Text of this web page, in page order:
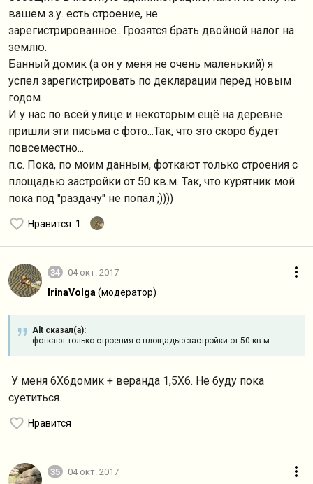
вашем з.у. есть строение, не
зарегистрированное...Грозятся брать двойной налог на
землю.
Банный домик (а он у меня не очень маленький) я
успел зарегистрировать по декларации перед новым
годом.
И у нас по всей улице и некоторым ещё на деревне
пришли эти письма с фото...Так, что это скоро будет
повсеместно...
п.с. Пока, по моим данным, фоткают только строения с
площадью застройки от 50 кв.м. Так, что курятник мой
пока под "раздачу" не попал ;))))
Нравится: 1
34 04 окт. 2017
IrinaVolga (модератор)
Alt сказал(а):
фоткают только строения с площадью застройки от 50 кв.м
У меня 6Х6домик + веранда 1,5Х6. Не буду пока
суетиться.
Нравится
35 04 окт. 2017